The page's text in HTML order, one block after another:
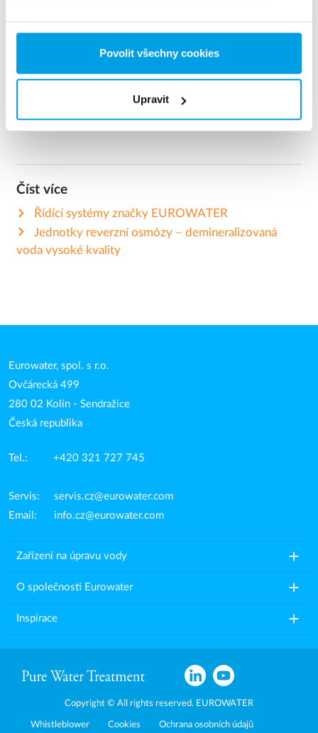
Povolit všechny cookies
Upravit
se snažíme o zachování provozní spolehlivosti.
Více informací k řízení SE40
Číst více
Řídící systémy značky EUROWATER
Jednotky reverzní osmózy – demineralizovaná
voda vysoké kvality
Eurowater, spol. s r.o.
Ovčárecká 499
280 02 Kolín - Sendražice
Česká republika
Tel.: +420 321 727 745
Servis:servis.cz@eurowater.com
Email: info.cz@eurowater.com
Zařízení na úpravu vody add
O společnosti Eurowater add
Inspirace add
Copyright © All rights reserved. EUROWATER
Whistleblower Cookies Ochrana osobních údajů